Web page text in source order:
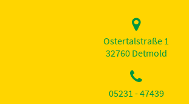
Ostertalstraße 1
32760 Detmold
05231 - 47439